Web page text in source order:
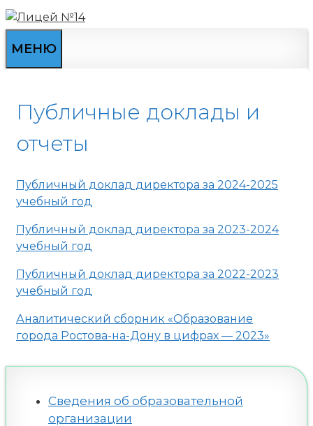
Перейти
к
содержимому
МЕНЮ
Публичные доклады и
отчеты
Публичный доклад директора за 2024-2025
учебный год
Публичный доклад директора за 2023-2024
учебный год
Публичный доклад директора за 2022-2023
учебный год
Аналитический сборник «Образование
города Ростова-на-Дону в цифрах — 2023»
Сведения об образовательной
организации